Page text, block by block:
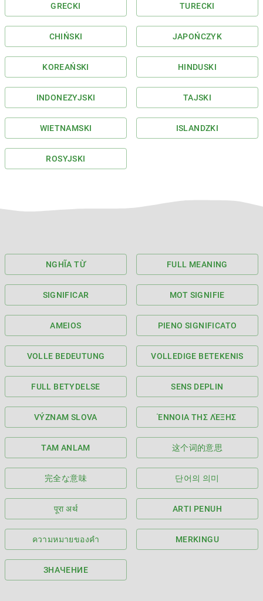
GRECKI TURECKI
CHIŃSKI JAPOŃCZYK
KOREAŃSKI HINDUSKI
INDONEZYJSKI TAJSKI
WIETNAMSKI ISLANDZKI
ROSYJSKI
NGHĨA TỪ FULL MEANING
SIGNIFICAR MOT SIGNIFIE
AMEIOS PIENO SIGNIFICATO
VOLLE BEDEUTUNG VOLLEDIGE BETEKENIS
FULL BETYDELSE SENS DEPLIN
VÝZNAM SLOVA ΈΝΝΟΙΑ ΤΗΣ ΛΈΞΗΣ
TAM ANLAM 这个词的意思
完全な意味 단어의 의미
पूरा अर्थ ARTI PENUH
ความหมายของคำ MERKINGU
ЗНАЧЕНИЕ